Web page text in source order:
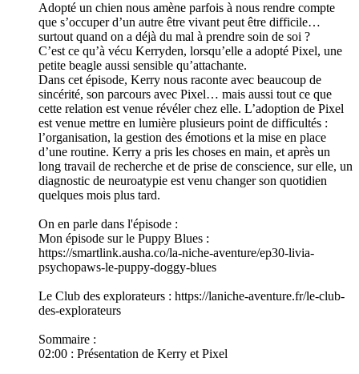
Adopté un chien nous amène parfois à nous rendre compte
que s’occuper d’un autre être vivant peut être difficile…
surtout quand on a déjà du mal à prendre soin de soi ?
C’est ce qu’à vécu Kerryden, lorsqu’elle a adopté Pixel, une
petite beagle aussi sensible qu’attachante.
Dans cet épisode, Kerry nous raconte avec beaucoup de
sincérité, son parcours avec Pixel… mais aussi tout ce que
cette relation est venue révéler chez elle. L’adoption de Pixel
est venue mettre en lumière plusieurs point de difficultés :
l’organisation, la gestion des émotions et la mise en place
d’une routine. Kerry a pris les choses en main, et après un
long travail de recherche et de prise de conscience, sur elle, un
diagnostic de neuroatypie est venu changer son quotidien
quelques mois plus tard.
On en parle dans l'épisode :
Mon épisode sur le Puppy Blues :
https://smartlink.ausha.co/la-niche-aventure/ep30-livia-
psychopaws-le-puppy-doggy-blues
Le Club des explorateurs : https://laniche-aventure.fr/le-club-
des-explorateurs
Sommaire :
02:00 : Présentation de Kerry et Pixel